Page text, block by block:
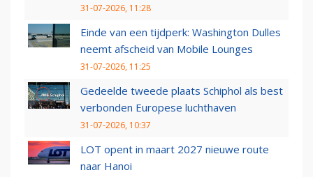
31-07-2026, 11:28
Einde van een tijdperk: Washington Dulles
neemt afscheid van Mobile Lounges
31-07-2026, 11:25
Gedeelde tweede plaats Schiphol als best
verbonden Europese luchthaven
31-07-2026, 10:37
LOT opent in maart 2027 nieuwe route
naar Hanoi